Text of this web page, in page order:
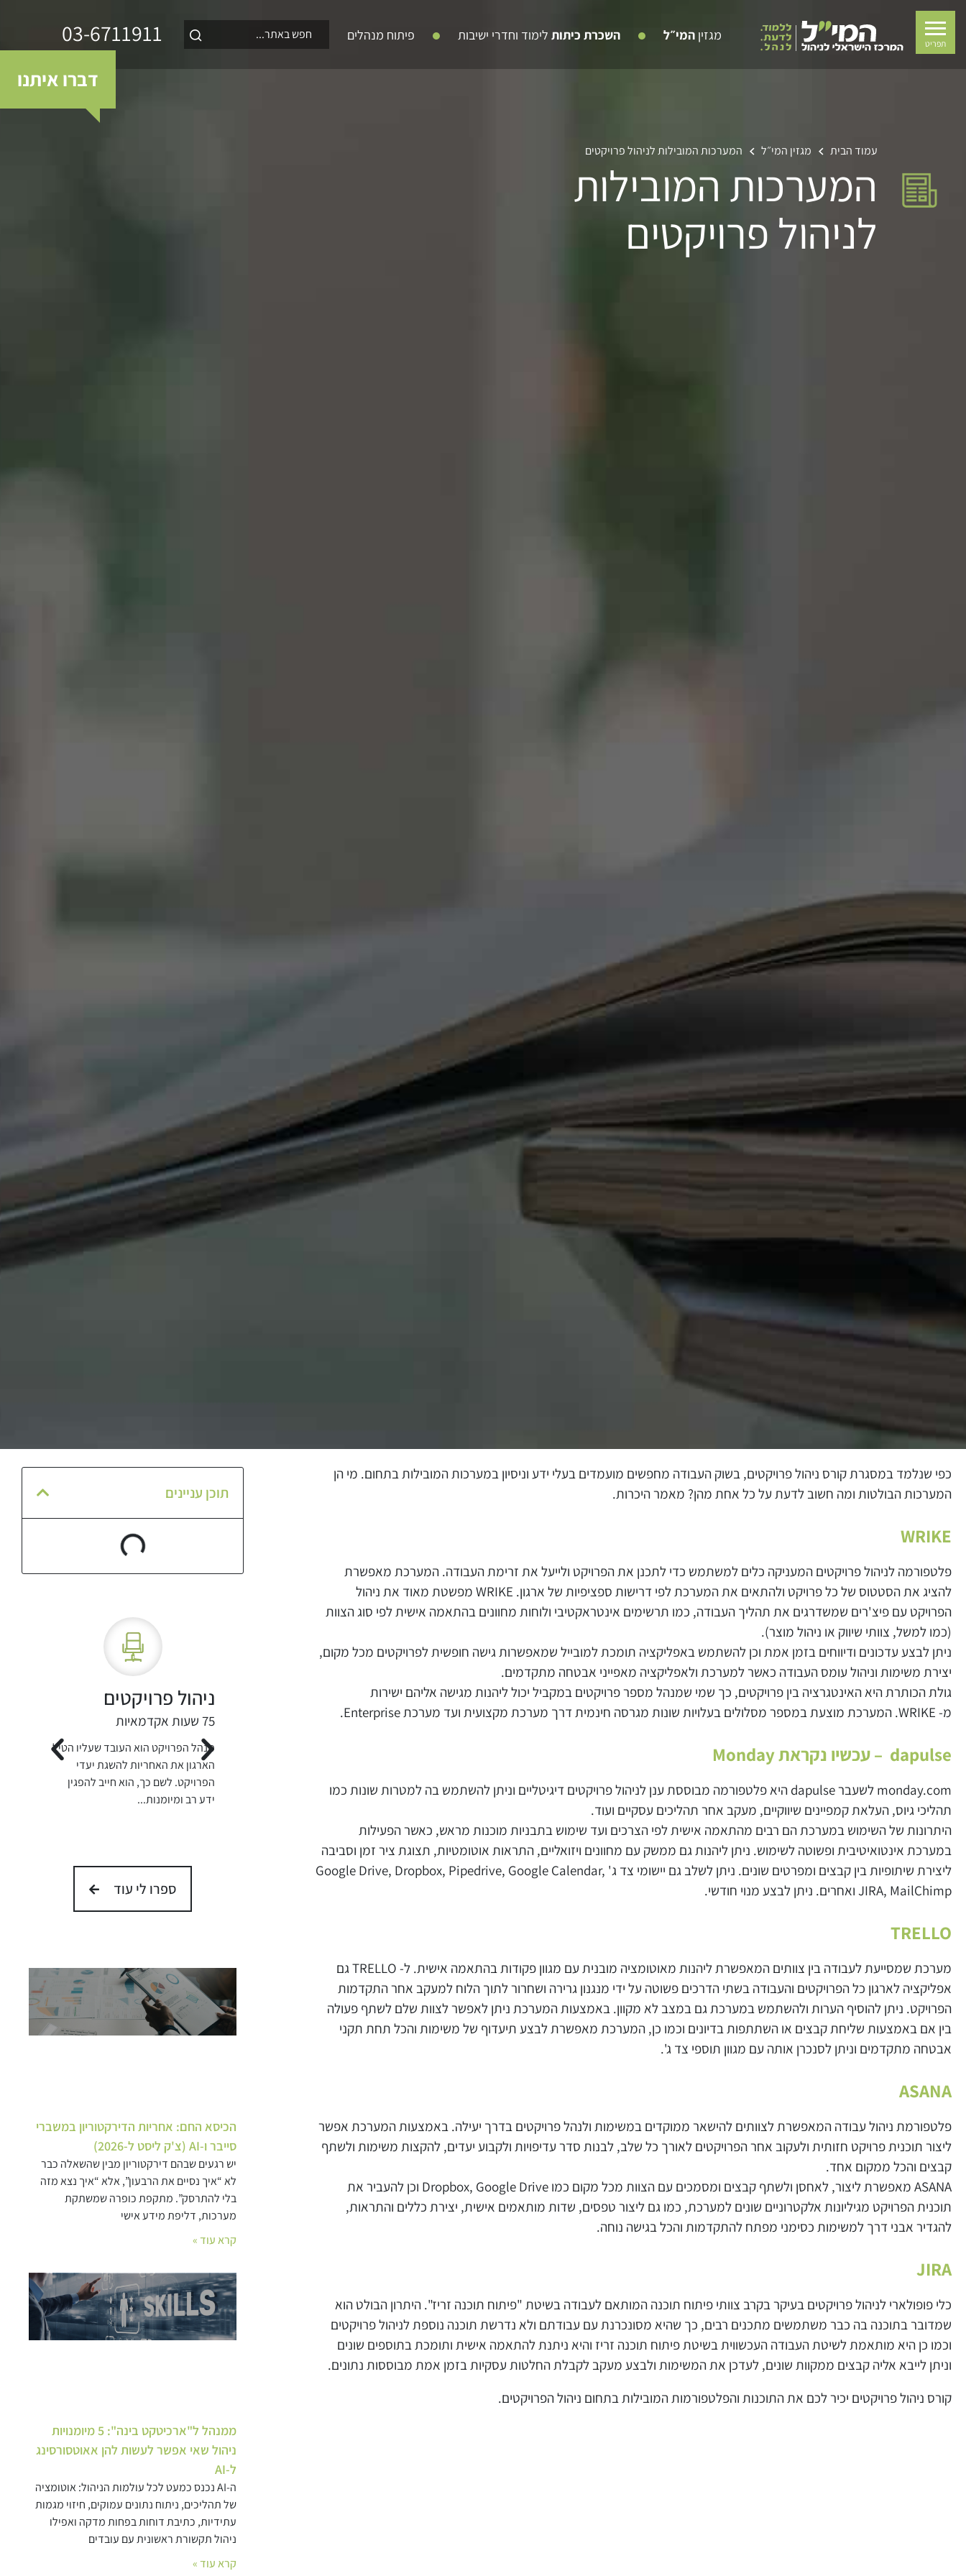
תפריט
מגזין המי״ל השכרת כיתות לימוד וחדרי ישיבות פיתוח מנהלים 03-6711911
דברו איתנו
עמוד הבית מגזין המי״ל המערכות המובילות לניהול פרויקטים
המערכות המובילות
לניהול פרויקטים
כפי שנלמד במסגרת קורס ניהול פרויקטים, בשוק העבודה מחפשים מועמדים בעלי ידע וניסיון במערכות המובילות בתחום. מי הן
המערכות הבולטות ומה חשוב לדעת על כל אחת מהן? מאמר היכרות.
WRIKE
פלטפורמה לניהול פרויקטים המעניקה כלים למשתמש כדי לתכנן את הפרויקט ולייעל את זרימת העבודה. המערכת מאפשרת
להציג את הסטטוס של כל פרויקט ולהתאים את המערכת לפי דרישות ספציפיות של ארגון. WRIKE מפשטת מאוד את ניהול
הפרויקט עם פיצ'רים שמשדרגים את תהליך העבודה, כמו תרשימים אינטראקטיבי ולוחות מחוונים בהתאמה אישית לפי סוג הצוות
(כמו למשל, צוותי שיווק או ניהול מוצר).
ניתן לבצע עדכונים ודיווחים בזמן אמת וכן להשתמש באפליקציה תומכת למובייל שמאפשרות גישה חופשית לפרויקטים מכל מקום,
יצירת משימות וניהול עומס העבודה כאשר למערכת ולאפליקציה מאפייני אבטחה מתקדמים.
גולת הכותרת היא האינטגרציה בין פרויקטים, כך שמי שמנהל מספר פרויקטים במקביל יכול ליהנות מגישה אליהם ישירות
מ-
. המערכת מוצעת במספר מסלולים בעלויות שונות מגרסה חינמית דרך מערכת מקצועית ועד מערכתEnterprise
.
dapulse – עכשיו נקראתMonday
monday.com לשעבר dapulse היא פלטפורמה מבוססת ענן לניהול פרויקטים דיגיטליים וניתן להשתמש בה למטרות שונות כמו
תהליכי גיוס, העלאת קמפיינים שיווקיים, מעקב אחר תהליכים עסקיים ועוד.
היתרונות של השימוש במערכת הם רבים מהתאמה אישית לפי הצרכים ועד שימוש בתבניות מוכנות מראש, כאשר הפעילות
במערכת אינטואיטיבית ופשוטה לשימוש. ניתן ליהנות גם ממשק עם מחוונים ויזואליים, התראות אוטומטיות, תצוגת ציר זמן וסביבה
ליצירת שיתופיות בין קבצים ומפרטים שונים. ניתן לשלב גם יישומי צד ג' Google Drive, Dropbox, Pipedrive, Google Calendar,
JIRA, MailChimp ואחרים. ניתן לבצע מנוי חודשי.
TRELLO
מערכת שמסייעת לעבודה בין צוותים המאפשרת ליהנות מאוטומציה מובנית עם מגוון פקודות בהתאמה אישית. ל-
גם
אפליקציה לארגון כל הפרויקטים והעבודה בשתי הדרכים פשוטה על ידי מנגנון גרירה ושחרור לתוך הלוח למעקב אחר התקדמות
הפרויקט. ניתן להוסיף הערות ולהשתמש במערכת גם במצב לא מקוון. באמצעות המערכת ניתן לאפשר לצוות שלם לשתף פעולה
בין אם באמצעות שליחת קבצים או השתתפות בדיונים וכמו כן, המערכת מאפשרת לבצע תיעדוף של משימות והכל תחת תקני
אבטחה מתקדמים וניתן לסנכרן אותה עם מגוון תוספי צד ג'.
ASANA
פלטפורמת ניהול עבודה המאפשרת לצוותים להישאר ממוקדים במשימות ולנהל פרויקטים בדרך יעילה. באמצעות המערכת אפשר
ליצור תוכנית פרויקט חזותית ולעקוב אחר הפרויקטים לאורך כל שלב, לבנות סדר עדיפויות ולקבוע יעדים, להקצות משימות ולשתף
קבצים והכל ממקום אחד.
ASANA מאפשרת ליצור, לאחסן ולשתף קבצים ומסמכים עם הצוות מכל מקום כמו Dropbox, Google Drive וכן להעביר את
תוכנית הפרויקט מגיליונות אלקטרוניים שונים למערכת, כמו גם ליצור טפסים, שדות מותאמים אישית, יצירת כללים והתראות,
להגדיר אבני דרך למשימות כסימני מפתח להתקדמות והכל בגישה נוחה.
JIRA
כלי פופולארי לניהול פרויקטים בעיקר בקרב צוותי פיתוח תוכנה המותאם לעבודה בשיטת "פיתוח תוכנה זריז". היתרון הבולט הוא
שמדובר בתוכנה בה כבר משתמשים מתכנים רבים, כך שהיא מסונכרנת עם עבודתם ולא נדרשת תוכנה נוספת לניהול פרויקטים
וכמו כן היא מותאמת לשיטת העבודה העכשווית בשיטת פיתוח תוכנה זריז והיא ניתנת להתאמה אישית ותומכת בתוספים שונים
וניתן לייבא אליה קבצים ממקוות שונים, לעדכן את המשימות ולבצע מעקב לקבלת החלטות עסקיות בזמן אמת מבוססות נתונים.
קורס ניהול פרויקטים יכיר לכם את התוכנות והפלטפורמות המובילות בתחום ניהול הפרויקטים.
תוכן עניינים
ניהול פרויקטים
75 שעות אקדמאיות
מנהל הפרויקט הוא העובד שעליו הטיל
הארגון את האחריות להשגת יעדי
הפרויקט. לשם כך, הוא חייב להפגין
ידע רב ומיומנות...
ספרו לי עוד
הכיסא החם: אחריות הדירקטוריון במשברי
סייבר ו-AI (צ'ק ליסט ל-2026)
יש רגעים שבהם דירקטוריון מבין שהשאלה כבר
לא “איך נסיים את הרבעון”, אלא “איך נצא מזה
בלי להתרסק”. מתקפת כופרה שמשתקת
מערכות, דליפת מידע אישי
קרא עוד »
ממנהל ל"ארכיטקט בינה": 5 מיומנויות
ניהול שאי אפשר לעשות להן אאוטסורסינג
ל-AI
ה-AI נכנס כמעט לכל עולמות הניהול: אוטומציה
של תהליכים, ניתוח נתונים עמוקים, חיזוי מגמות
עתידיות, כתיבת דוחות בפחות מדקה ואפילו
ניהול תקשורת ראשונית עם עובדים
קרא עוד »